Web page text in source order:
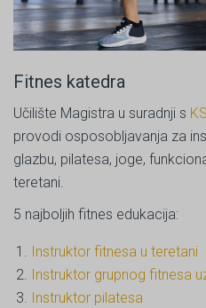
Fitnes katedra
Učilište Magistra u suradnji s
provodi osposobljavanja za
glazbu, pilatesa, joge,
teretani.
5 najboljih fitnes edukacija:
Instruktor fitnesa u teretani
Instruktor grupnog fitnesa
Instruktor pilatesa